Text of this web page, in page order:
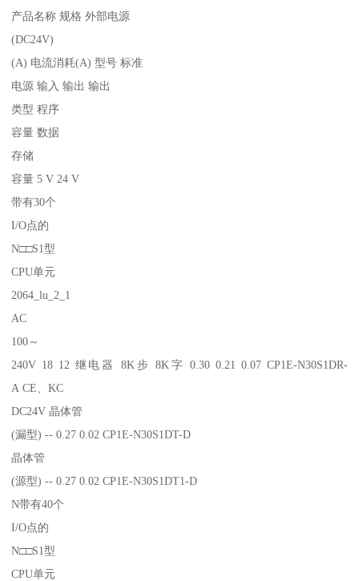
产品名称 规格 外部电源
(DC24V)
(A) 电流消耗(A) 型号 标准
电源 输入 输出 输出
类型 程序
容量 数据
存储
容量 5 V 24 V
带有30个
I/O点的
N□□S1型
CPU单元
2064_lu_2_1
AC
100～
240V 18 12 继电器 8K步 8K字 0.30 0.21 0.07 CP1E-N30S1DR-
A CE、KC
DC24V 晶体管
(漏型) -- 0.27 0.02 CP1E-N30S1DT-D
晶体管
(源型) -- 0.27 0.02 CP1E-N30S1DT1-D
N带有40个
I/O点的
N□□S1型
CPU单元